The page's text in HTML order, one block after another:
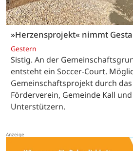
»Herzensprojekt« nimmt
Gestern
Sistig. An der
entsteht ein Soccer-Court.
Gemeinschaftsprojekt durch
Förderverein, Gemeinde Kall
Unterstützern.